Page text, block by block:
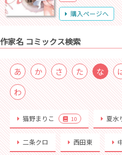
購入ページへ
作家名 コミックス検索
あ か さ た な
わ
猫野まりこ 10 夏水
二条クロ 西田東